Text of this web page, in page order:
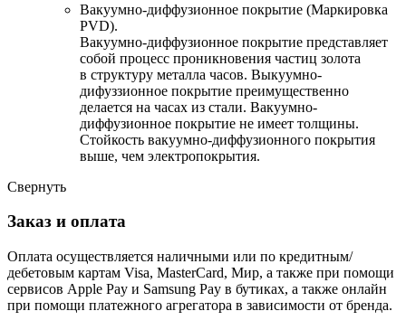
Вакуумно-диффузионное покрытие (Маркировка
PVD).
Вакуумно-диффузионное покрытие представляет
собой процесс проникновения частиц золота
в структуру металла часов. Выкуумно-
дифуззионное покрытие преимущественно
делается на часах из стали. Вакуумно-
диффузионное покрытие не имеет толщины.
Стойкость вакуумно-диффузионного покрытия
выше, чем электропокрытия.
Свернуть
Заказ и оплата
Оплата осуществляется наличными или по кредитным/
дебетовым картам Visa, MasterCard, Мир, а также при помощи
сервисов Apple Pay и Samsung Pay в бутиках, а также онлайн
при помощи платежного агрегатора в зависимости от бренда.